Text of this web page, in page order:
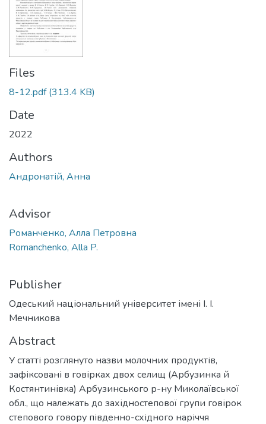
Files
8-12.pdf(313.4 KB)
Date
2022
Authors
Андронатій, Анна
Advisor
Романченко, Алла Петровна
Romanchenko, Alla P.
Publisher
Одеський національний університет імені І. І.
Мечникова
Abstract
У статті розглянуто назви молочних продуктів,
зафіксовані в говірках двох селищ (Арбузинка й
Костянтинівка) Арбузинського р-ну Миколаївської
обл., що належать до західностепової групи говірок
степового говору південно-східного наріччя